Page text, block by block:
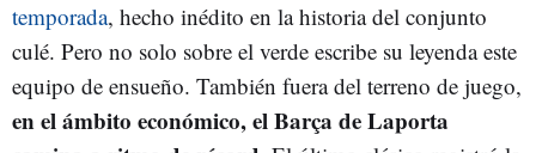
temporada, hecho inédito en la historia del conjunto
culé. Pero no solo sobre el verde escribe su leyenda este
equipo de ensueño. También fuera del terreno de juego,
en el ámbito económico, el Barça de Laporta